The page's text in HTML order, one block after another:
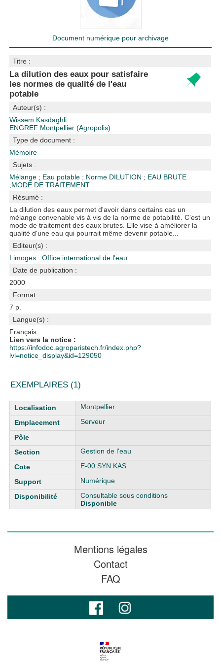
Document numérique pour archivage
Titre :
La dilution des eaux pour satisfaire
les normes de qualité de l'eau
potable
Auteur(s) :
Wissem Kasdaghli
ENGREF Montpellier (Agropolis)
Type de document :
Mémoire
Sujets :
Mélange ; Eau potable ; Norme DILUTION ; EAU BRUTE
;MODE DE TRAITEMENT
Résumé :
La dilution des eaux permet d'avoir dans certains cas un
mélange convenable vis à vis de la norme de potabilité. C'est un
mode de traitement des eaux brutes. Elle vise à améliorer la
qualité d'une eau qui pourrait même devenir potable...
Editeur(s) :
Limoges : Office international de l'eau
Date de publication :
2000
Format :
7 p.
Langue(s) :
Français
Lien vers la notice :
https://infodoc.agroparistech.fr/index.php?
lvl=notice_display&id=129050
EXEMPLAIRES (1)
Liste des exemplaires
Montpellier
Serveur
Gestion de l'eau
E-00 SYN KAS
Numérique
Consultable sous conditions
Disponible
Mentions légales
Contact
FAQ